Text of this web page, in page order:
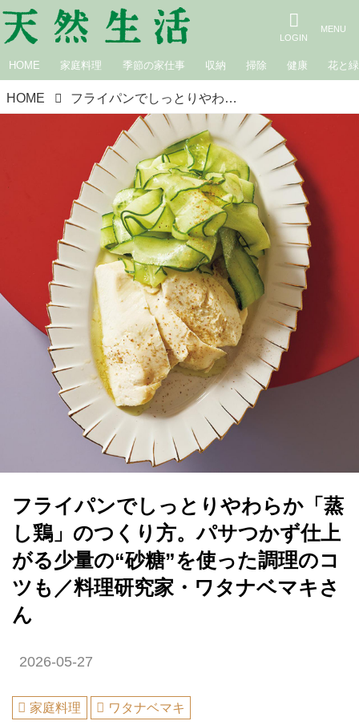
HOME 家庭料理 季節の家仕事 収納 掃除 健康 花と緑
HOME フライパンでしっとりやわらか「蒸し鶏」のつくり方。パサつかず仕上がる少量の“砂糖”を使った調理のコツも／料理研究家・ワタナベマキさん
フライパンでしっとりやわらか「蒸
し鶏」のつくり方。パサつかず仕上
がる少量の“砂糖”を使った調理のコ
ツも／料理研究家・ワタナベマキさ
ん
2026-05-27
家庭料理 ワタナベマキ